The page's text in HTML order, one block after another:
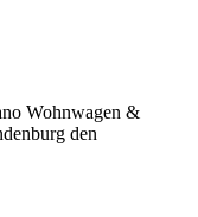
Wohnwagen &
den